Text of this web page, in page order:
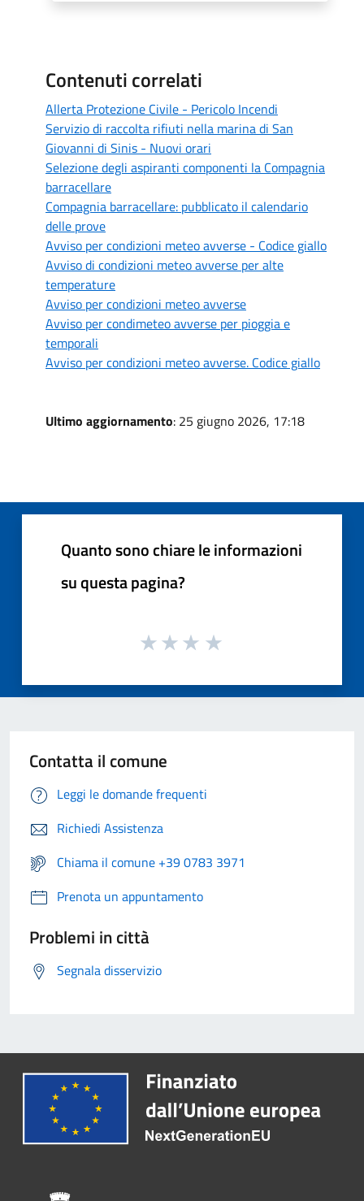
Contenuti correlati
Allerta Protezione Civile - Pericolo Incendi
Servizio di raccolta rifiuti nella marina di San
Giovanni di Sinis - Nuovi orari
Selezione degli aspiranti componenti la Compagnia
barracellare
Compagnia barracellare: pubblicato il calendario
delle prove
Avviso per condizioni meteo avverse - Codice giallo
Avviso di condizioni meteo avverse per alte
temperature
Avviso per condizioni meteo avverse
Avviso per condimeteo avverse per pioggia e
temporali
Avviso per condizioni meteo avverse. Codice giallo
Ultimo aggiornamento: 25 giugno 2026, 17:18
Quanto sono chiare le informazioni
su questa pagina?
Contatta il comune
Leggi le domande frequenti
Richiedi Assistenza
Chiama il comune +39 0783 3971
Prenota un appuntamento
Problemi in città
Segnala disservizio